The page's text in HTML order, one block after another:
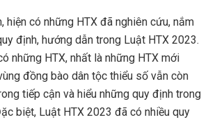
hiện có những HTX đã nghiên cứu, nắm
định, hướng dẫn trong Luật HTX 2023.
những HTX, nhất là những HTX mới
đồng bào dân tộc thiểu số vẫn còn
tiếp cận và hiểu những quy định trong
biệt, Luật HTX 2023 đã có nhiều quy